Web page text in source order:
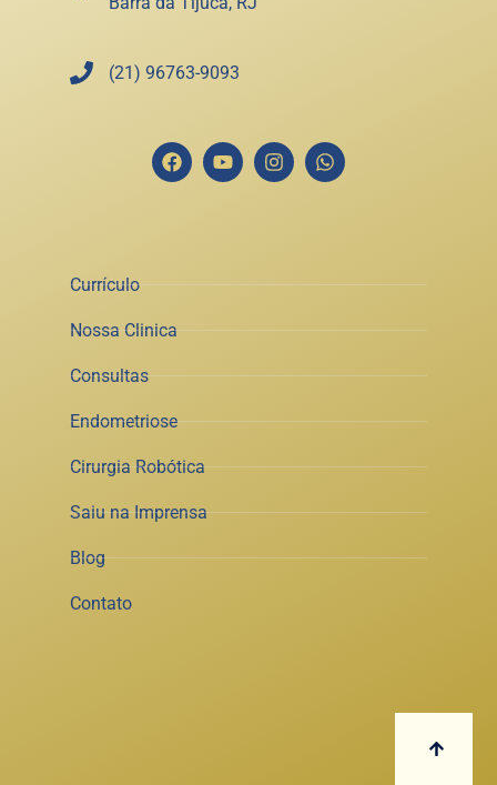
(21) 96763-9093
Currículo
Nossa Clinica
Consultas
Endometriose
Cirurgia Robótica
Saiu na Imprensa
Blog
Contato